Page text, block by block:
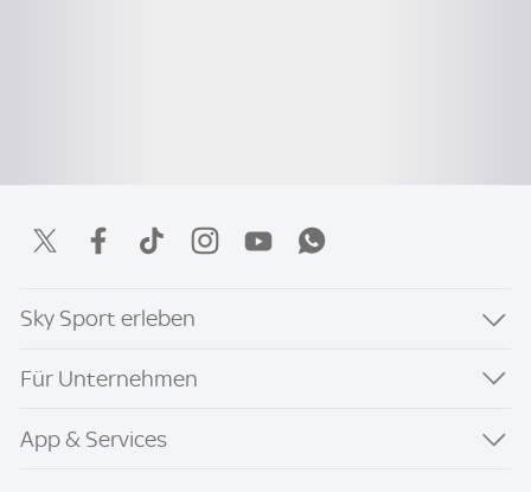
Sky Sport erleben
Für Unternehmen
App & Services